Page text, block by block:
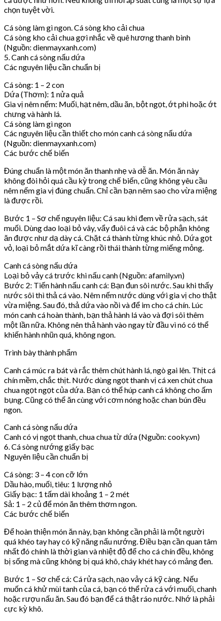
chọn tuyệt vời.
Cá sòng làm gì ngon. Cá sòng kho cải chua
Cá sòng kho cải chua gợi nhắc về quê hương thanh bình
(Nguồn: dienmayxanh.com)
5. Canh cá sòng nấu dứa
Các nguyên liệu cần chuẩn bị
Cá sòng: 1 – 2 con
Dứa (Thơm): 1 nửa quả
Gia vị nêm nếm: Muối, hạt nêm, dầu ăn, bột ngọt, ớt phi hoặc ớt
chưng và hành lá.
Cá sòng làm gì ngon
Các nguyên liệu cần thiết cho món canh cá sòng nấu dứa
(Nguồn: dienmayxanh.com)
Các bước chế biến
Đúng chuẩn là một món ăn thanh nhẹ và dễ ăn. Món ăn này
không đòi hỏi quá cầu kỳ trong chế biến, cũng không yêu cầu
nêm nếm gia vị đúng chuẩn. Chỉ cần bạn nêm sao cho vừa miệng
là được rồi.
Bước 1 – Sơ chế nguyên liệu: Cá sau khi đem về rửa sạch, sát
muối. Dùng dao loại bỏ vây, vẩy đuôi cá và các bộ phận không
ăn được như dạ dày cá. Chặt cá thành từng khúc nhỏ. Dứa gọt
vỏ, loại bỏ mắt dứa kĩ càng rồi thái thành từng miếng mỏng.
Canh cá sòng nấu dứa
Loại bỏ vảy cá trước khi nấu canh (Nguồn: afamily.vn)
Bước 2: Tiến hành nấu canh cá: Bạn đun sôi nước. Sau khi thấy
nước sôi thì thả cá vào. Nêm nếm nước dùng với gia vị cho thật
vừa miệng. Sau đó, thả dứa vào nồi và để im cho cá chín. Lúc
món canh cá hoàn thành, bạn thả hành lá vào và đợi sôi thêm
một lần nữa. Không nên thả hành vào ngay từ đầu vì nó có thể
khiến hành nhũn quá, không ngon.
Trình bày thành phẩm
Canh cá múc ra bát và rắc thêm chút hành lá, ngò gai lên. Thịt cá
chín mềm, chắc thịt. Nước dùng ngọt thanh vị cá xen chút chua
chua ngọt ngọt của dứa. Bạn có thể húp canh cá không cho ấm
bụng. Cũng có thể ăn cùng với cơm nóng hoặc chan bún đều
ngon.
Canh cá sòng nấu dứa
Canh có vị ngọt thanh, chua chua từ dứa (Nguồn: cooky.vn)
6. Cá sòng nướng giấy bạc
Nguyên liệu cần chuẩn bị
Cá sòng: 3 – 4 con cỡ lớn
Dầu hào, muối, tiêu: 1 lượng nhỏ
Giấy bạc: 1 tấm dài khoảng 1 – 2 mét
Sả: 1 – 2 củ để món ăn thêm thơm ngon.
Các bước chế biến
Để hoàn thiện món ăn này, bạn không cần phải là một người
quá khéo tay hay có kỹ năng nấu nướng. Điều bạn cần quan tâm
nhất đó chính là thời gian và nhiệt độ để cho cá chín đều, không
bị sống mà cũng không bị quá khô, cháy khét hay có mảng đen.
Bước 1 – Sơ chế cá: Cá rửa sạch, nạo vảy cá kỹ càng. Nếu
muốn cá khử mùi tanh của cá, bạn có thể rửa cá với muối, chanh
hoặc rượu nấu ăn. Sau đó bạn để cá thật ráo nước. Nhớ là phải
cực kỳ khô.